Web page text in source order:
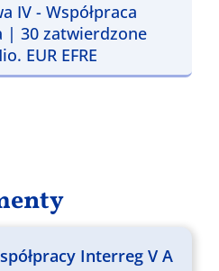
IV - Współpraca
| 30 zatwierdzone
EUR EFRE
Interreg V A